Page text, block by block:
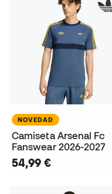
NOVEDAD
Camiseta Arsenal Fc
Fanswear 2026-2027
54,99 €